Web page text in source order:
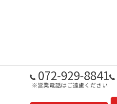
072-929-8841
※営業電話はご遠慮ください